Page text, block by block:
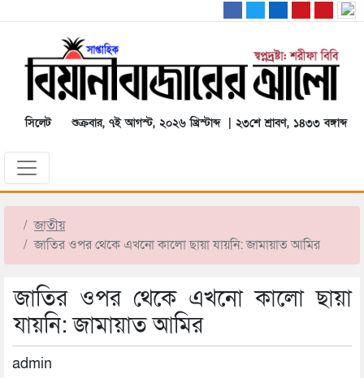
সিলেট শুক্রবার, ৭ই আগস্ট, ২০২৬ খ্রিস্টাব্দ | ২৩শে শ্রাবণ, ১৪৩৩ বঙ্গাব্দ
জাতীয়
জাতির ওপর থেকে এখনো কালো ছায়া যায়নি: জামায়াত আমির
জাতির ওপর থেকে এখনো কালো ছায়া
যায়নি: জামায়াত আমির
admin